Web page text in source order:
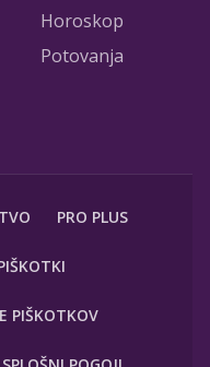
Horoskop
Potovanja
PRO PLUS
PIŠKOTKOV